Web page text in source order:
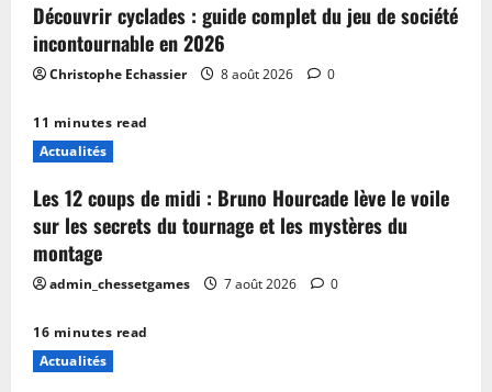
Découvrir cyclades : guide complet du jeu de société
incontournable en 2026
Christophe Echassier 8 août 2026 0
11 minutes read
Actualités
Les 12 coups de midi : Bruno Hourcade lève le voile
sur les secrets du tournage et les mystères du
montage
admin_chessetgames 7 août 2026 0
16 minutes read
Actualités